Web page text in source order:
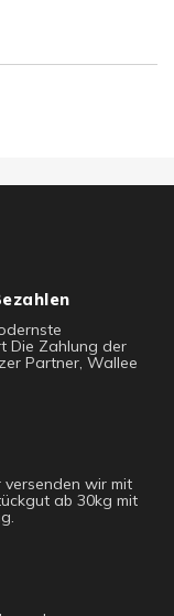
Die Zahlung der
Partner, Wallee
wir mit
ab 30kg mit